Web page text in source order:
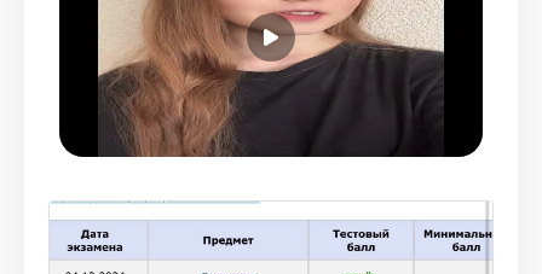
тестовая до, но если этого мало, можно
бесконечно отрабатывать задания в личном
кабинете. Письменные дз выдавались 1 раз в
неделю, мне хотелось решать больше,
сборниках (если сомневалась в своем
ответе, писала в группу курса, где мне всегда